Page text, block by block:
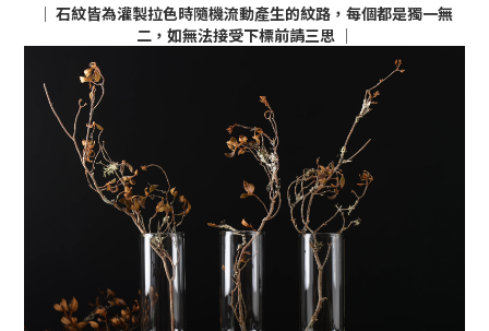
│ 石紋皆為灌製拉色時隨機流動產生的紋路， 每個都是獨一無
二，如無法接受下標前請三思 │